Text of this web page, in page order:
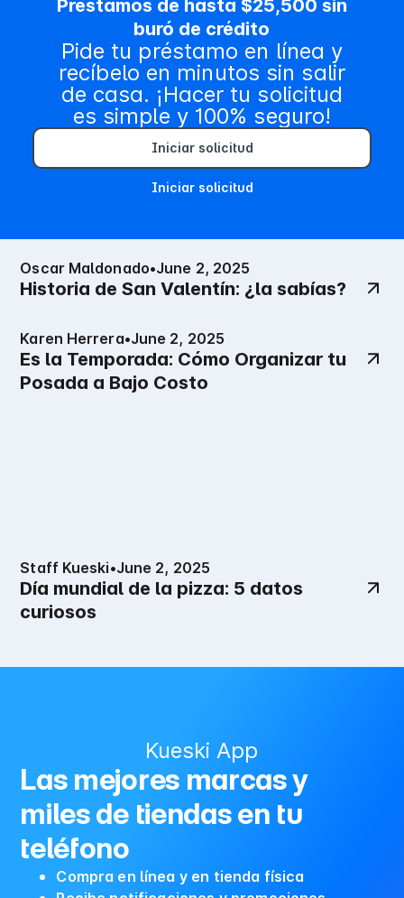
Préstamos de hasta $25,500 sin
buró de crédito
Pide tu préstamo en línea y
recíbelo en minutos sin salir
de casa. ¡Hacer tu solicitud
es simple y 100% seguro!
Iniciar solicitud
Iniciar solicitud
Contenido relacionado
Oscar Maldonado•June 2, 2025
Historia de San Valentín: ¿la sabías?
Karen Herrera•June 2, 2025
Es la Temporada: Cómo Organizar tu
Posada a Bajo Costo
Staff Kueski•June 2, 2025
Día mundial de la pizza: 5 datos
curiosos
Kueski App
Las mejores marcas y
miles de tiendas en tu
teléfono
Compra en línea y en tienda física